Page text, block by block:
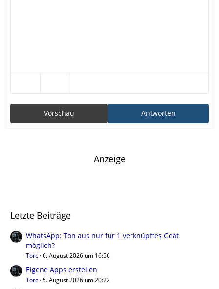
Antworten
Vorschau
Anzeige
Letzte Beiträge
WhatsApp: Ton aus nur für 1 verknüpftes Geät
möglich?
Torc 6. August 2026 um 16:56
Eigene Apps erstellen
Torc 5. August 2026 um 20:22